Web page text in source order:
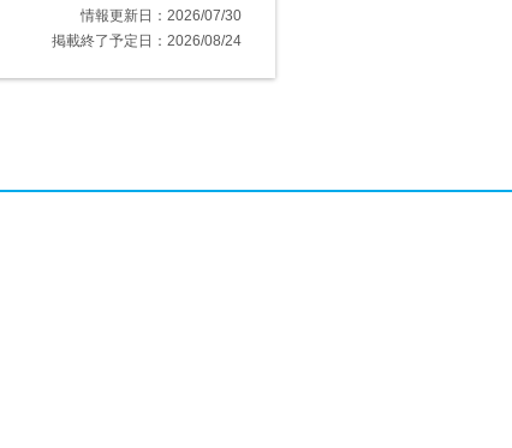
情報更新日：2026/07/30
掲載終了予定日：2026/08/24